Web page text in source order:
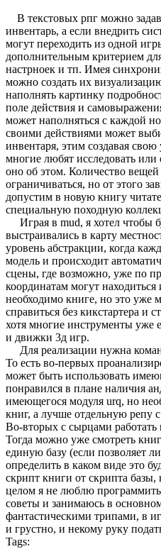
В текстовых рпг можно
инвентарь, а если внедрить
могут переходить из одной
дополнительным критерием
настрноек и тп. Имея
можно создать их
наполнять картинку
поле действия и
может наполняться с каждой
своими действиями может
инвентаря, этим создавая
многие любят исследовать
оно об этом. Количество
ограничиваться, но от этого
допустим в новую книгу
специальную походную
Играя в mud, я хотел чтобы
выстраивались в карту
уровень абстракции, когда
модель и происходит
сцены, где возможно, уже по
координатам могут
необходимо книге, но это уже
справиться без кикстартера и
хотя многие инструменты уже
и движки 3д игр.
Для реализации нужна
То есть во-первых
может быть использовать
понравился в плане наличия
имеющегося модуля urq, но
книг, а лучше отдельную репу
Во-вторых с сырцами работать
Тогда можно уже смотреть
единую базу (если позволяет
определить в каком виде это
скрипт книги от скрипта
целом я не люблю
советы и занимаюсь в
фантастическими трипами, в
и грустно, и некому руку
Tags: